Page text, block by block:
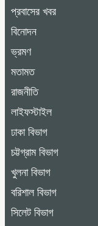
প্রবাসের খবর
বিনোদন
ভ্রমণ
মতামত
রাজনীতি
লাইফস্টাইল
ঢাকা বিভাগ
চট্টগ্রাম বিভাগ
খুলনা বিভাগ
বরিশাল বিভাগ
সিলেট বিভাগ